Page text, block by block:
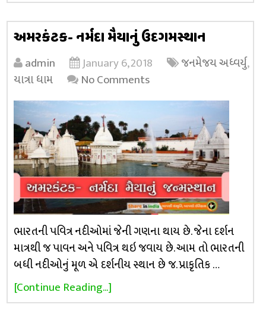
અમરકંટક- નર્મદા મૈયાનું ઉદગમસ્થાન
admin January 6, 2018 જનમેજય અધ્વર્યુ,
યાત્રા ધામ
No Comments
ભારતની પવિત્ર નદીઓમાં જેની ગણના થાય છે. જેના દર્શન
માત્રથી જ પાવન અને પવિત્ર થઇ જવાય છે. આમ તો ભારતની
બધી નદીઓનું મૂળ એ દર્શનીય સ્થાન છે જ. પ્રાકૃતિક …
[Continue Reading...]